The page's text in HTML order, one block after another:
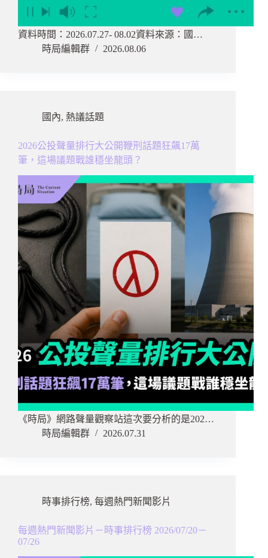
資料時間：2026.07.27- 08.02資料來源：國…
時局編輯群
2026.08.06
國內, 熱議話題
2026公投聲量排行大公開鞭刑話題狂飆17萬
筆，這場議題戰誰穩坐龍頭？
《時局》網路聲量觀察站這次要分析的是202…
時局編輯群
2026.07.31
時事排行榜, 每週熱門新聞影片
每週熱門新聞影片－時事排行榜 2026/07/20－
07/26